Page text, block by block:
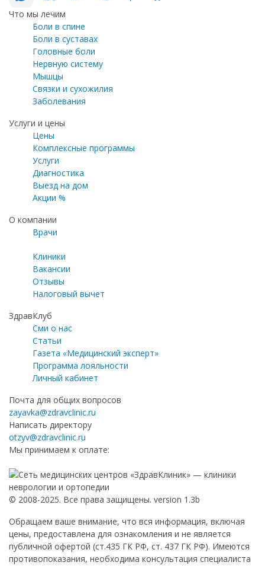
Что мы лечим
Боли в спине
Боли в суставах
Головные боли
Нервную систему
Мышцы
Связки и сухожилия
Заболевания
Услуги и цены
Цены
Комплексные программы
Услуги
Диагностика
Выезд на дом
Акции %
О компании
Врачи
Клиники
Вакансии
Отзывы
Налоговый вычет
ЗдравКлуб
Сми о нас
Статьи
Газета «Медицинский эксперт»
Программа лояльности
Личный кабинет
Почта для общих вопросов
zayavka@zdravclinic.ru
Написать директору
otzyv@zdravclinic.ru
Мы принимаем к оплате:
© 2008-2025. Все права защищены. version 1.3b
Обращаем ваше внимание, что вся информация, включая
цены, предоставлена для ознакомления и не является
публичной офертой (ст.435 ГК РФ, ст. 437 ГК РФ). Имеются
противопоказания, необходима консультация специалиста